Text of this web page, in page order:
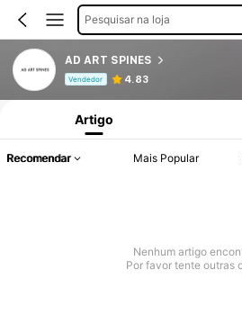
Pesquisar na loja
AD ART SPINES
Vendedor 4.83
Informações do Produto: Divulgação de
Artigo
Recomendar Mais Popular
Nenhum artigo
Por favor tente outras